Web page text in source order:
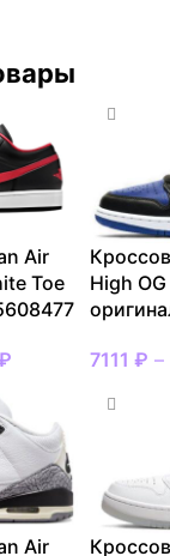
Air
Toe
High
7111 ₽ –
Air